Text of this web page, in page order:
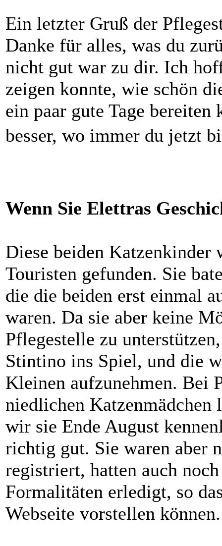
Ein letzter Gruß der
Danke für alles, was du
nicht gut war zu dir. Ich
zeigen konnte, wie schön
ein paar gute Tage
besser, wo immer du jetzt
Wenn Sie Elettras
Diese beiden Katzenkinder
Touristen gefunden. Sie
die die beiden erst einmal
waren. Da sie aber keine
Pflegestelle zu
Stintino ins Spiel, und die
Kleinen aufzunehmen. Bei
niedlichen
wir sie Ende August
richtig gut. Sie waren aber
registriert, hatten auch
Formalitäten erledigt, so
Webseite vorstellen können.